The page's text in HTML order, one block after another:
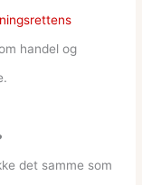
handel og
det samme som